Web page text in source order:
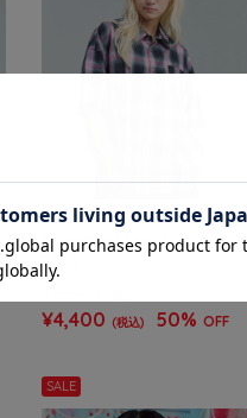
JACKROSE
GA Glitter Check S/S Shirt(M
ENS)
¥4,400 (税込) 50% OFF
SALE